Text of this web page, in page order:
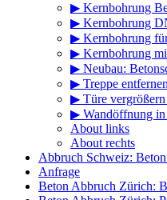
▶ Kernbohrung
▶ Kernbohrung
▶ Kernbohrung
▶ Kernbohrung
▶ Neubau:
▶ Treppe
▶ Türe
▶ Wandöffnung in
About links
About rechts
Abbruch Schweiz:
Anfrage
Beton Abbruch Zürich: